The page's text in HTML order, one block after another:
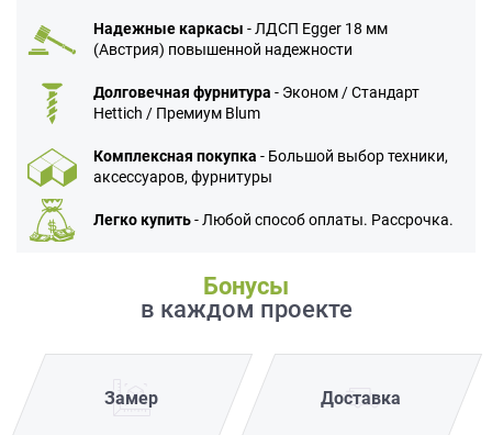
Надежные каркасы - ЛДСП Egger 18 мм
(Австрия) повышенной надежности
Долговечная фурнитура - Эконом / Стандарт
Hettich / Премиум Blum
Комплексная покупка - Большой выбор техники,
аксессуаров, фурнитуры
Легко купить- Любой способ оплаты. Рассрочка.
Бонусы
в каждом проекте
Замер Доставка